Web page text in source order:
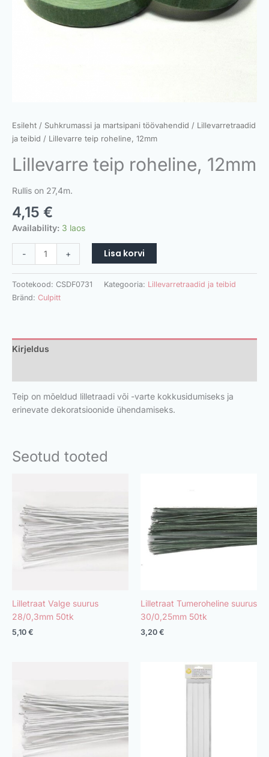
Esileht / Suhkrumassi ja martsipani töövahendid / Lillevarretraadid
ja teibid / Lillevarre teip roheline, 12mm
Lillevarre teip roheline, 12mm
Rullis on 27,4m.
4,15 €
Availability: 3 laos
- + Lisa korvi
Tootekood: CSDF0731 Kategooria: Lillevarretraadid ja teibid
Bränd: Culpitt
Kirjeldus
Teip on mõeldud lilletraadi või -varte kokkusidumiseks ja
erinevate dekoratsioonide ühendamiseks.
Seotud tooted
Lilletraat Valge suurus
28/0,3mm 50tk
5,10 €
Lilletraat Tumeroheline suurus
30/0,25mm 50tk
3,20 €